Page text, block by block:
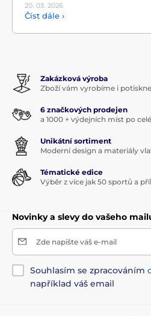
20. 03. 2026
Číst dále ›
Zakázková výroba
Zboží vám vyrobíme i
6 značkových prodejen
a 1000 + výdejních míst po
Unikátní sortiment
Moderní design a materiály
Tématické edice
Výběr z více jak 50 sportů a
Novinky a slevy do vašeho
Zde napište váš e-mail
Souhlasím se zpracováním
například váš email